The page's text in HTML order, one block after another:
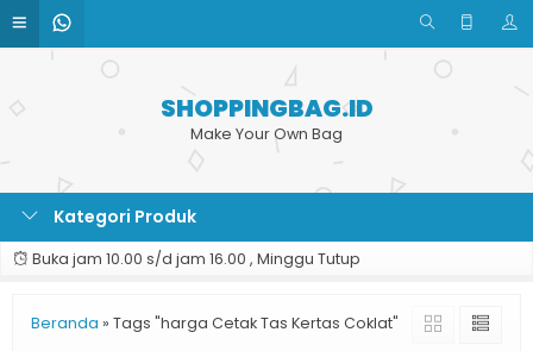
SHOPPINGBAG.ID
Make Your Own Bag
Kategori Produk
Buka jam 10.00 s/d jam 16.00 , Minggu Tutup
Beranda » Tags "harga Cetak Tas Kertas Coklat"